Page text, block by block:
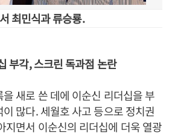
최민식과 류승룡.
부각, 스크린 독과점 논란
새로 쓴 데에 이순신 리더십을 부
많다. 세월호 사고 등으로 정치권
지면서 이순신의 리더십에 더욱 열광